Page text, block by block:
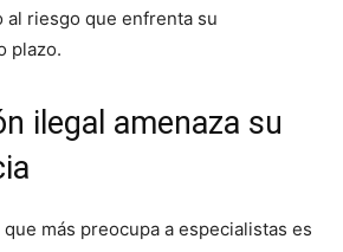
al riesgo que enfrenta su
plazo.
ilegal amenaza su
más preocupa a especialistas es